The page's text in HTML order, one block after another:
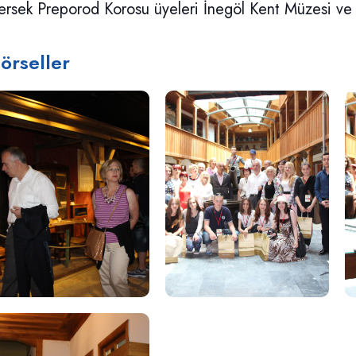
Preporod Korosu üyeleri İnegöl Kent Müzesi